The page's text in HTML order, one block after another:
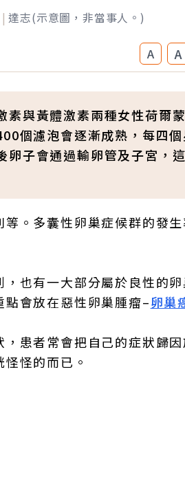
達志(示意圖，非當事人。)
A A
與黃體激素兩種女性荷爾
個濾泡會逐漸成熟，每四
子會通過輸卵管及子宮，
。多囊性卵巢症候群的發
也有一大部分屬於良性的
會放在惡性卵巢腫瘤–卵巢
患者常會把自己的症狀歸
怪的而已。